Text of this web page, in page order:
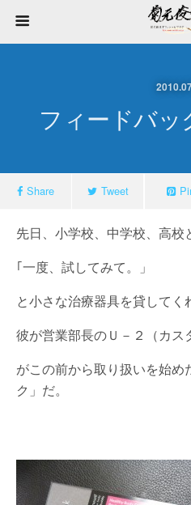
フィードバッ
Share Tweet
先日、小学校、中学校、高
｢一度、試してみて。」
と小さな治療器具を貸してく
彼が営業部長のＵ－２（カス
がこの前から取り扱いを始め
ク」だ。